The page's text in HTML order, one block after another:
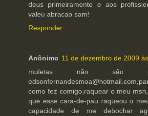
deus primeiramente e aos
valeu abracao sam!
Responder
Anônimo 11 de dezembro de 2009
muletas não são
como fez comigo,raquear o meu
que esse cara-de-pau raqueou o
capacidade de me debochar